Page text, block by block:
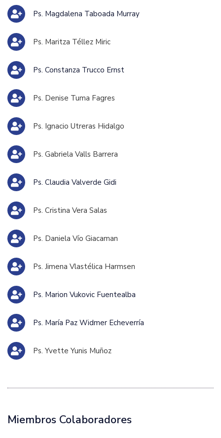
Ps. Magdalena Taboada Murray
Ps. Maritza Téllez Miric
Ps. Constanza Trucco Ernst
Ps. Denise Tuma Fagres
Ps. Ignacio Utreras Hidalgo
Ps. Gabriela Valls Barrera
Ps. Claudia Valverde Gidi
Ps. Cristina Vera Salas
Ps. Daniela Vío Giacaman
Ps. Jimena Vlastélica Harmsen
Ps. Marion Vukovic Fuentealba
Ps. María Paz Widmer Echeverría
Ps. Yvette Yunis Muñoz
Miembros Colaboradores